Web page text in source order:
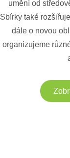
umění od
Sbírky také
dále o novou
organizujeme